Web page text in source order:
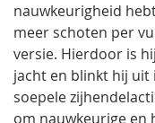
nauwkeurigheid
meer schoten per
versie. Hierdoor is
jacht en blinkt hij uit
soepele
om nauwkeurige en